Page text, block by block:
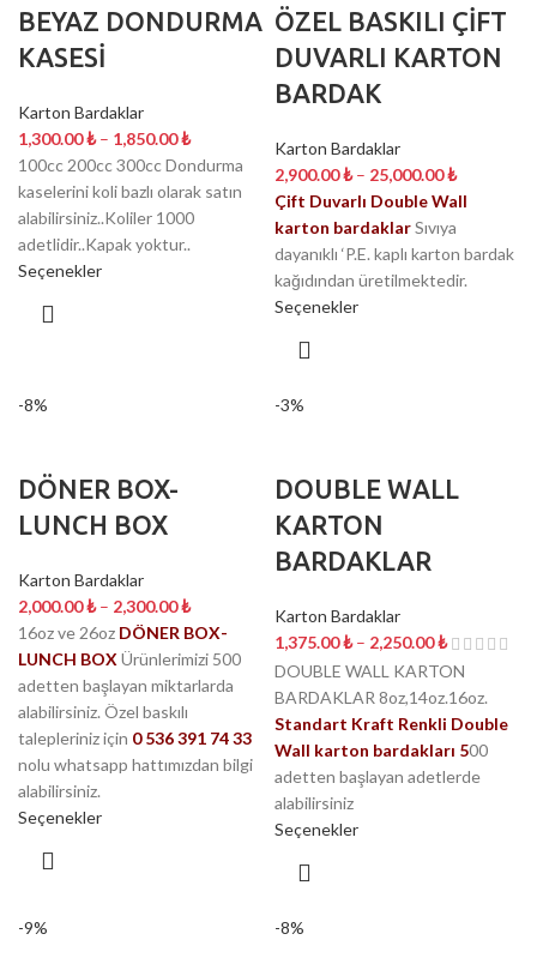
BEYAZ DONDURMA
KASESİ
Karton Bardaklar
1,300.00₺ – 1,850.00₺
100cc 200cc 300cc Dondurma
kaselerini koli bazlı olarak satın
alabilirsiniz..Koliler 1000
adetlidir..Kapak yoktur..
Seçenekler
ÖZEL BASKILI ÇİFT
DUVARLI KARTON
BARDAK
Karton Bardaklar
2,900.00₺ – 25,000.00₺
Çift Duvarlı Double Wall
karton bardaklarSıvıya
dayanıklı ‘P.E. kaplı karton bardak
kağıdından üretilmektedir.
Seçenekler
-8%
DÖNER BOX-
LUNCH BOX
Karton Bardaklar
2,000.00₺ – 2,300.00₺
16oz ve 26oz DÖNER BOX-
LUNCH BOXÜrünlerimizi 500
adetten başlayan miktarlarda
alabilirsiniz. Özel baskılı
talepleriniz için 0 536 391 74 33
nolu whatsapp hattımızdan bilgi
alabilirsiniz.
Seçenekler
-3%
DOUBLE WALL
KARTON
BARDAKLAR
Karton Bardaklar
1,375.00₺ – 2,250.00₺
DOUBLE WALL KARTON
BARDAKLAR 8oz,14oz.16oz.
Standart Kraft Renkli Double
Wall karton bardakları 500
adetten başlayan adetlerde
alabilirsiniz
Seçenekler
-9% -8%